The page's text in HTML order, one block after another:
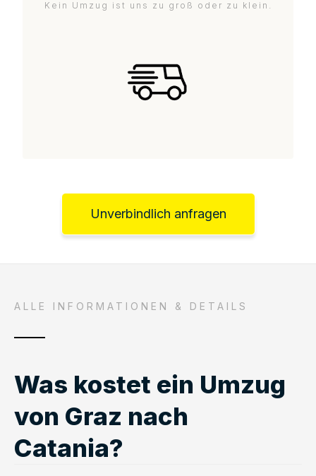
Kein Umzug ist uns zu groß oder zu klein.
Unverbindlich anfragen
ALLE INFORMATIONEN & DETAILS
Was kostet ein Umzug
von Graz nach
Catania?